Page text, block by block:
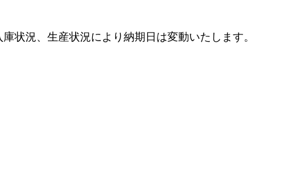
状況、生産状況により納期日は変動いたします。